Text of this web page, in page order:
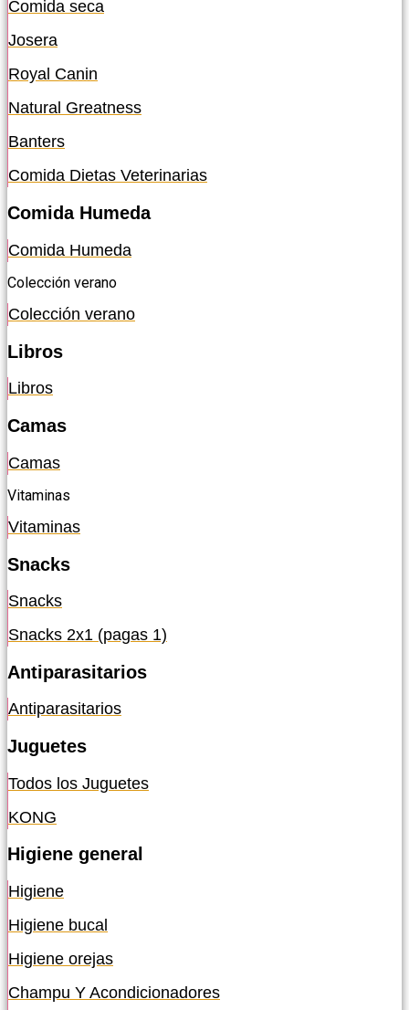
Comida seca
Josera
Royal Canin
Natural Greatness
Banters
Comida Dietas Veterinarias
Comida Humeda
Comida Humeda
Colección verano
Colección verano
Libros
Libros
Camas
Camas
Vitaminas
Vitaminas
Snacks
Snacks
Snacks 2x1 (pagas 1)
Antiparasitarios
Antiparasitarios
Juguetes
Todos los Juguetes
KONG
Higiene general
Higiene
Higiene bucal
Higiene orejas
Champu Y Acondicionadores